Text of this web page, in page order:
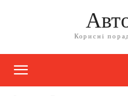
Корисні